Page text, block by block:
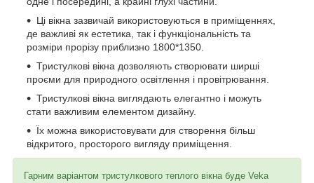
Ці вікна зазвичай використовуються в приміщеннях,
де важливі як естетика, так і функціональність та
розміри прорізу приблизно 1800*1350.
Тристулкові вікна дозволяють створювати ширші
проєми для природного освітлення і провітрювання.
Тристулкові вікна виглядають елегантно і можуть
стати важливим елементом дизайну.
Їх можна використовувати для створення більш
відкритого, просторого вигляду приміщення.
Гарним варіантом тристулкового теплого вікна буде Veka